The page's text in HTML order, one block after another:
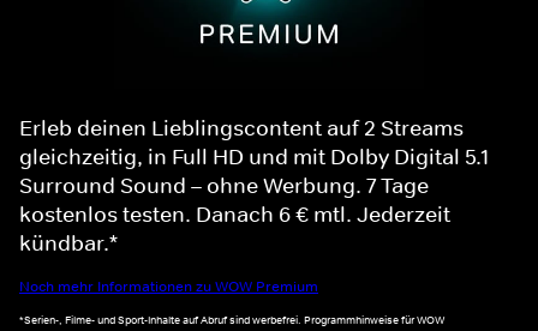
Erleb deinen Lieblingscontent auf 2 Streams
gleichzeitig, in Full HD und mit Dolby Digital 5.1
Surround Sound – ohne Werbung. 7 Tage
kostenlos testen. Danach 6 € mtl. Jederzeit
kündbar.*
Noch mehr Informationen zu WOW Premium
*Serien-, Filme- und Sport-Inhalte auf Abruf sind werbefrei. Programmhinweise für WOW